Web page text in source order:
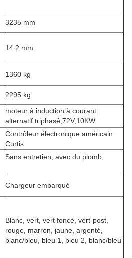
3235 mm
14.2 mm
1360 kg
2295 kg
moteur à induction à courant
alternatif triphasé,72V,10KW
Contrôleur électronique américain
Curtis
Sans entretien, avec du plomb,
Chargeur embarqué
Blanc, vert, vert foncé, vert-post,
rouge, marron, jaune, argenté,
blanc/bleu, bleu 1, bleu 2, blanc/bleu